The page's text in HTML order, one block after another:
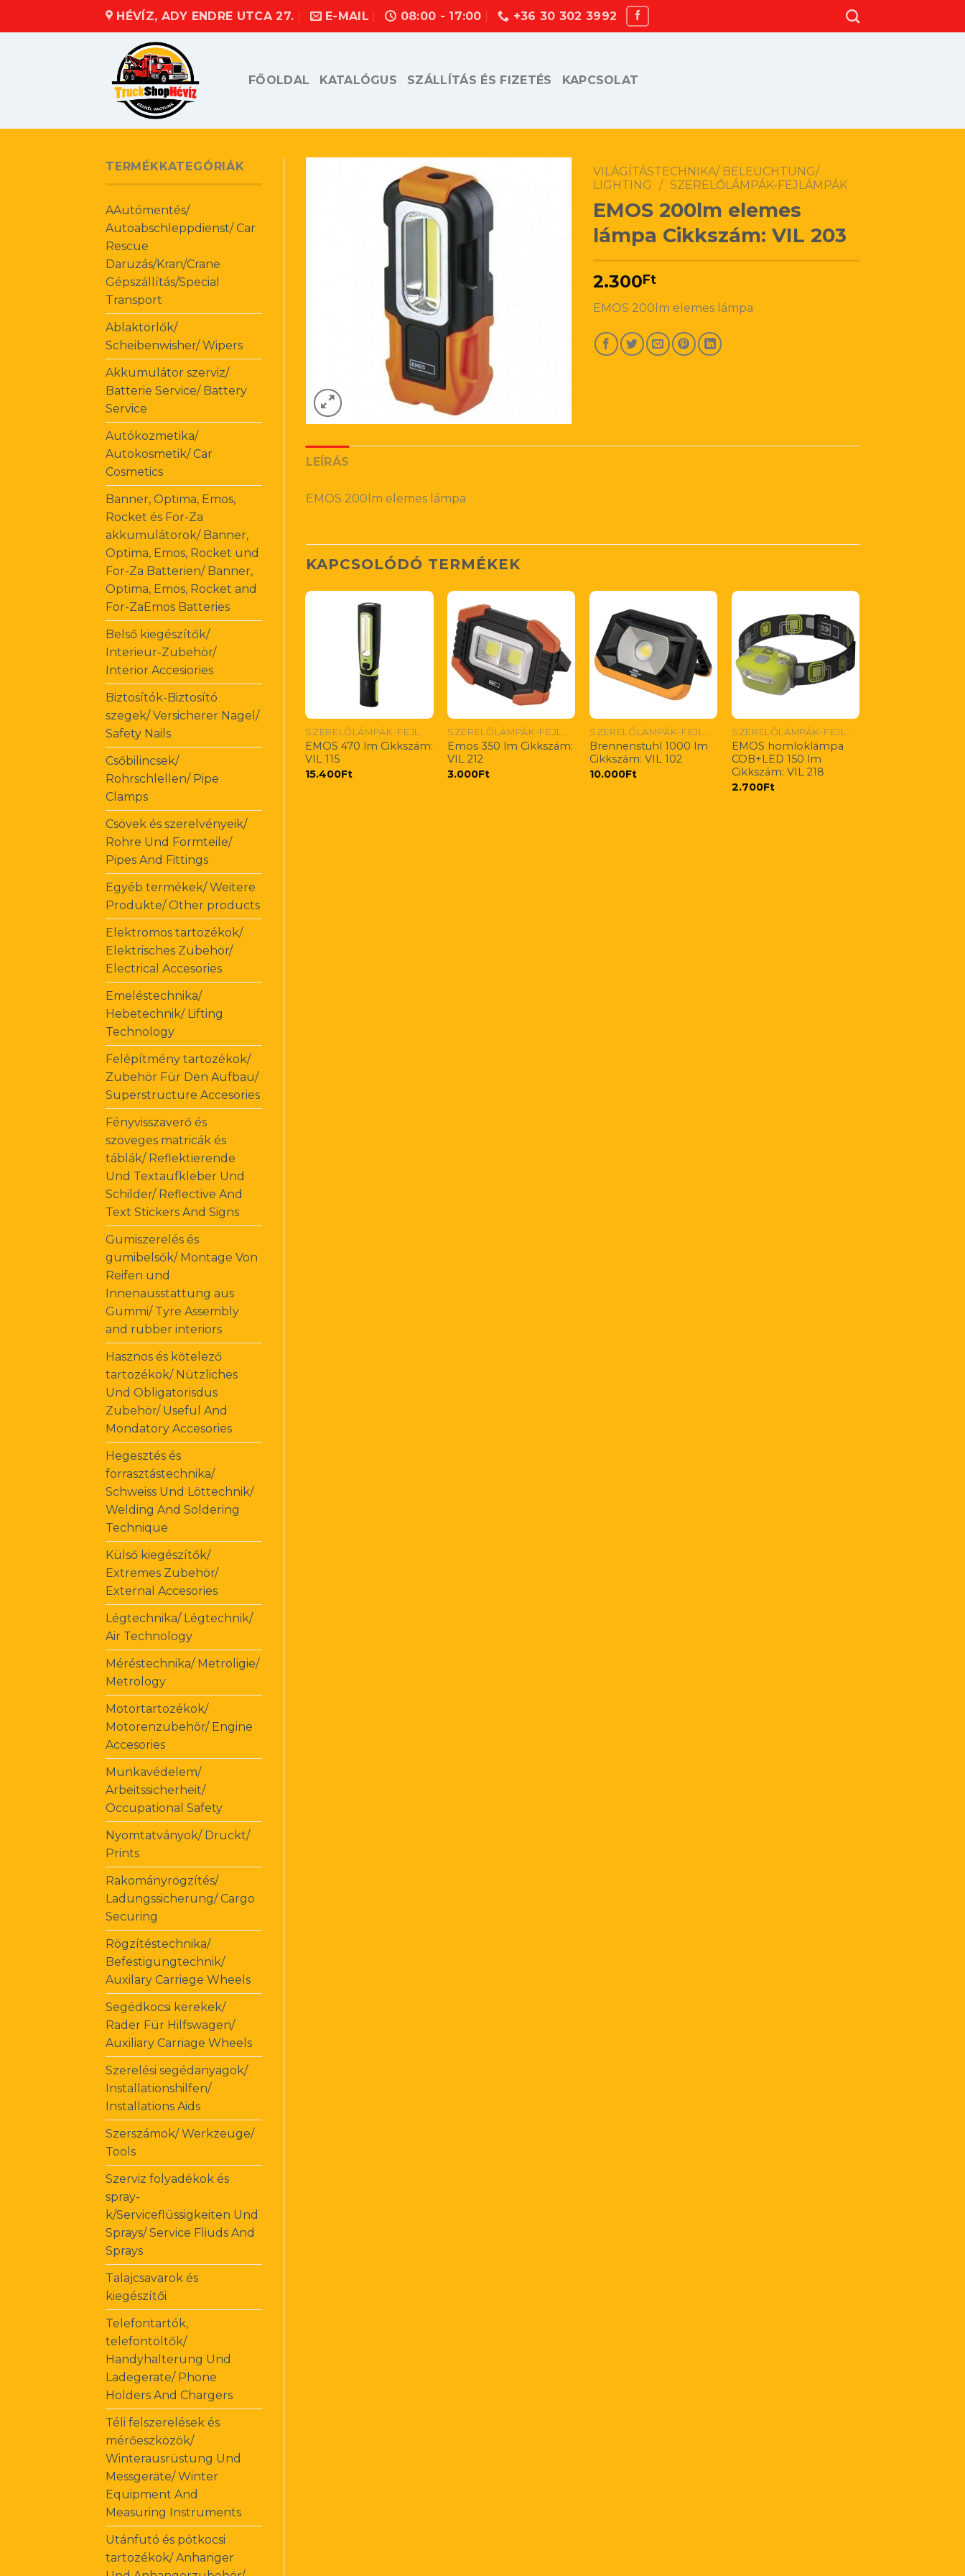
HÉVÍZ, ADY ENDRE UTCA 27. E-MAIL 08:00 - 17:00 +36 30 302 3992
FŐOLDAL KATALÓGUS SZÁLLÍTÁS ÉS FIZETÉS KAPCSOLAT
TERMÉKKATEGÓRIÁK
AAutómentés/
Autoabschleppdienst/ Car
Rescue
Daruzás/Kran/Crane
Gépszállítás/Special
Transport
Ablaktörlők/
Scheibenwisher/ Wipers
Akkumulátor szerviz/
Batterie Service/ Battery
Service
Autókozmetika/
Autokosmetik/ Car
Cosmetics
Banner, Optima, Emos,
Rocket és For-Za
akkumulátorok/ Banner,
Optima, Emos, Rocket und
For-Za Batterien/ Banner,
Optima, Emos, Rocket and
For-ZaEmos Batteries
Belső kiegészítők/
Interieur-Zubehör/
Interior Accesiories
Biztosítók-Biztosító
szegek/ Versicherer Nagel/
Safety Nails
Csőbilincsek/
Rohrschlellen/ Pipe
Clamps
Csövek és szerelvényeik/
Rohre Und Formteile/
Pipes And Fittings
Egyéb termékek/ Weitere
Produkte/ Other products
Elektromos tartozékok/
Elektrisches Zubehör/
Electrical Accesories
Emeléstechnika/
Hebetechnik/ Lifting
Technology
Felépítmény tartozékok/
Zubehör Für Den Aufbau/
Superstructure Accesories
Fényvisszaverő és
szöveges matricák és
táblák/ Reflektierende
Und Textaufkleber Und
Schilder/ Reflective And
Text Stickers And Signs
Gumiszerelés és
gumibelsők/ Montage Von
Reifen und
Innenausstattung aus
Gummi/ Tyre Assembly
and rubber interiors
Hasznos és kötelező
tartozékok/ Nützliches
Und Obligatorisdus
Zubehör/ Useful And
Mondatory Accesories
Hegesztés és
forrasztástechnika/
Schweiss Und Löttechnik/
Welding And Soldering
Technique
Külső kiegészítők/
Extremes Zubehör/
External Accesories
Légtechnika/ Légtechnik/
Air Technology
Méréstechnika/ Metroligie/
Metrology
Motortartozékok/
Motorenzubehör/ Engine
Accesories
Munkavédelem/
Arbeitssicherheit/
Occupational Safety
Nyomtatványok/ Druckt/
Prints
Rakományrögzítés/
Ladungssicherung/ Cargo
Securing
Rögzítéstechnika/
Befestigungtechnik/
Auxilary Carriege Wheels
Segédkocsi kerekek/
Rader Für Hilfswagen/
Auxiliary Carriage Wheels
Szerelési segédanyagok/
Installationshilfen/
Installations Aids
Szerszámok/ Werkzeuge/
Tools
Szerviz folyadékok és
spray-
k/Serviceflüssigkeiten Und
Sprays/ Service Fliuds And
Sprays
Talajcsavarok és
kiegészítői
Telefontartók,
telefontöltők/
Handyhalterung Und
Ladegerate/ Phone
Holders And Chargers
Téli felszerelések és
mérőeszközök/
Winterausrüstung Und
Messgeräte/ Winter
Equipment And
Measuring Instruments
Utánfutó és pótkocsi
tartozékok/ Anhanger
VILÁGÍTÁSTECHNIKA/ BELEUCHTUNG/
LIGHTING
/ SZERELŐLÁMPÁK-FEJLÁMPÁK
EMOS 200lm elemes
lámpa Cikkszám: VIL 203
2.300Ft
EMOS 200lm elemes lámpa
LEÍRÁS
EMOS 200lm elemes lámpa
KAPCSOLÓDÓ TERMÉKEK
EMOS 470 lm Cikkszám:
VIL 115
15.400Ft
Emos 350 lm Cikkszám:
VIL 212
3.000Ft
Brennenstuhl 1000 lm
Cikkszám: VIL 102
10.000Ft
EMOS homloklámpa
COB+LED 150 lm
Cikkszám: VIL 218
2.700Ft